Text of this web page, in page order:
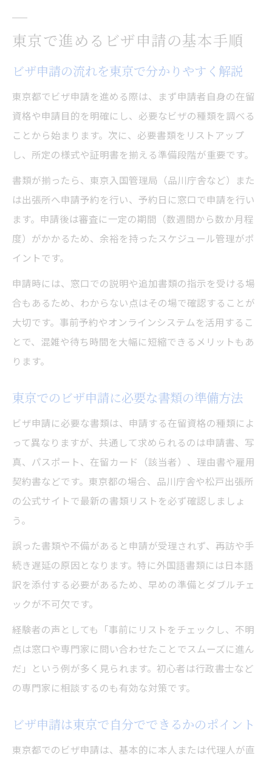
法
ビザ申請を東京都で円滑に進めるコツ
東京のビザ申請でトラブルを防ぐポイント
ビザ申請の予約取得で待ち時間を短縮する
コツ
ビザ申請時に書類不備を防ぐ東京都の注意
点
事前予約を賢く使ったビザ申請術
東京でビザ申請する際の予約システム活用
ビザ申請の事前予約で失敗しないための手
順
東京都で役立つビザ申請のオンライン予約
東京の入国管理局で予約を取るコツと対策
申請ミスを防ぐ東京都のビザ申請準備
東京都でのビザ申請ミスを防ぐチェックポ
イント
ビザ申請の事前確認で再訪を防ぐ方法
必要書類の揃え方と東京都の申請注意点
東京都のビザ申請準備で押さえたい基本
入管手続きがスムーズに進む予約活用法
法
予約活用で待ち時間を減らす東京都の工夫
忙しい時期に役立つビザ申請時短の秘訣
繁忙期でも東京都でビザ申請を時短する方
東京で進めるビザ申請の基本手順
ビザ申請の流れを東京で分かりやすく解説
東京都でビザ申請を進める際は、まず申請者自身の在留
資格や申請目的を明確にし、必要なビザの種類を調べる
ことから始まります。次に、必要書類をリストアップ
し、所定の様式や証明書を揃える準備段階が重要です。
書類が揃ったら、東京入国管理局（品川庁舎など）また
は出張所へ申請予約を行い、予約日に窓口で申請を行い
ます。申請後は審査に一定の期間（数週間から数か月程
度）がかかるため、余裕を持ったスケジュール管理がポ
イントです。
申請時には、窓口での説明や追加書類の指示を受ける場
合もあるため、わからない点はその場で確認することが
大切です。事前予約やオンラインシステムを活用するこ
とで、混雑や待ち時間を大幅に短縮できるメリットもあ
ります。
東京でのビザ申請に必要な書類の準備方法
ビザ申請に必要な書類は、申請する在留資格の種類によ
って異なりますが、共通して求められるのは申請書、写
真、パスポート、在留カード（該当者）、理由書や雇用
契約書などです。東京都の場合、品川庁舎や松戸出張所
の公式サイトで最新の書類リストを必ず確認しましょ
う。
誤った書類や不備があると申請が受理されず、再訪や手
続き遅延の原因となります。特に外国語書類には日本語
訳を添付する必要があるため、早めの準備とダブルチェ
ックが不可欠です。
経験者の声としても「事前にリストをチェックし、不明
点は窓口や専門家に問い合わせたことでスムーズに進ん
だ」という例が多く見られます。初心者は行政書士など
の専門家に相談するのも有効な対策です。
ビザ申請は東京で自分でできるかのポイント
東京都でのビザ申請は、基本的に本人または代理人が直